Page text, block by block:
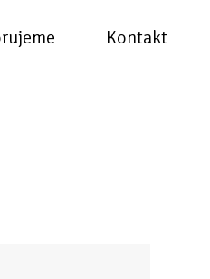
Kontakt